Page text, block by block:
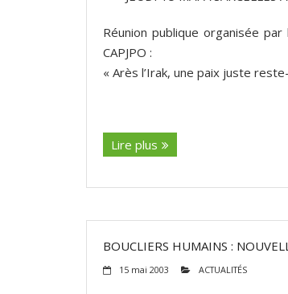
Réunion publique organisée
CAPJPO :
« Arès l’Irak, une paix juste
Lire plus
BOUCLIERS HUMAINS :
15 mai 2003 ACTUALITÉS